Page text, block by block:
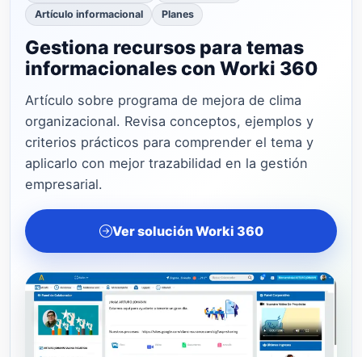
Artículo informacional
Planes
Gestiona recursos para temas
informacionales con Worki 360
Artículo sobre programa de mejora de clima
organizacional. Revisa conceptos, ejemplos y
criterios prácticos para comprender el tema y
aplicarlo con mejor trazabilidad en la gestión
empresarial.
Ver solución Worki 360